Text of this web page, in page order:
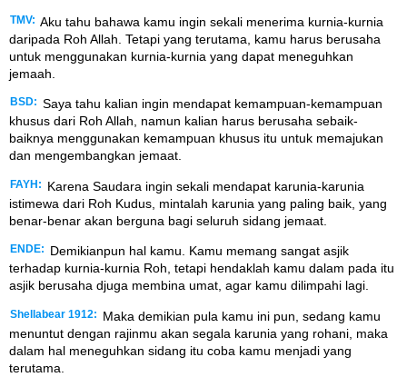
TMV: Aku tahu bahawa kamu ingin sekali menerima kurnia-kurnia
daripada Roh Allah. Tetapi yang terutama, kamu harus berusaha
untuk menggunakan kurnia-kurnia yang dapat meneguhkan
jemaah.
BSD: Saya tahu kalian ingin mendapat kemampuan-kemampuan
khusus dari Roh Allah, namun kalian harus berusaha sebaik-
baiknya menggunakan kemampuan khusus itu untuk memajukan
dan mengembangkan jemaat.
FAYH:
Karena Saudara ingin sekali mendapat karunia-karunia
istimewa dari Roh Kudus, mintalah karunia yang paling baik, yang
benar-benar akan berguna bagi seluruh sidang jemaat.
ENDE:
Demikianpun hal kamu. Kamu memang sangat asjik
terhadap kurnia-kurnia Roh, tetapi hendaklah kamu dalam pada itu
asjik berusaha djuga membina umat, agar kamu dilimpahi lagi.
Shellabear 1912:
Maka demikian pula kamu ini pun, sedang kamu
menuntut dengan rajinmu akan segala karunia yang rohani, maka
dalam hal meneguhkan sidang itu coba kamu menjadi yang
terutama.